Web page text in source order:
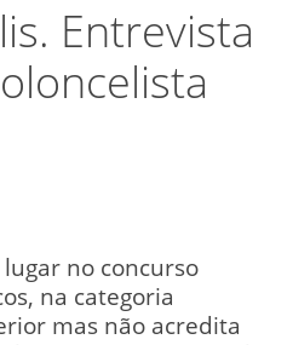
Entrevista
no concurso
na categoria
mas não acredita